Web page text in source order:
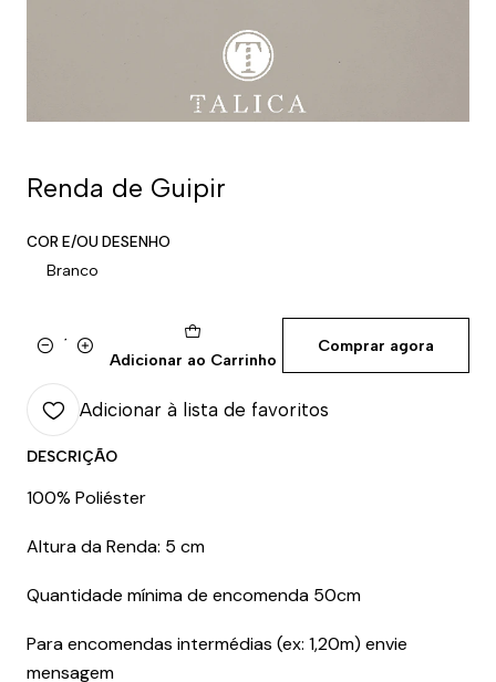
Renda de Guipir
COR E/OU DESENHO
Branco
QuantidadeAdicionar ao Carrinho
Comprar agora
Adicionar à lista de favoritos
DESCRIÇÃO
100% Poliéster
Altura da Renda: 5 cm
Quantidade mínima de encomenda 50cm
Para encomendas intermédias (ex: 1,20m) envie
mensagem